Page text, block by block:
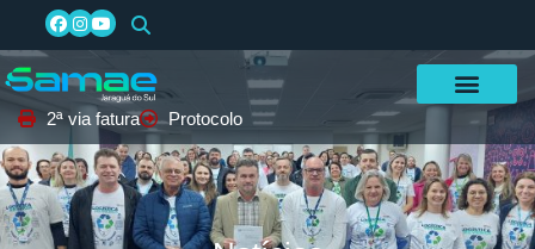
2ª via fatura Protocolo